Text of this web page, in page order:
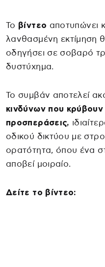
Το βίντεο αποτυπώνει
λανθασμένη εκτίμηση
οδηγήσει σε σοβαρό
δυστύχημα.
Το συμβάν αποτελεί
κινδύνων που κρύβουν
προσπεράσεις,
οδικού δικτύου με
ορατότητα, όπου ένα
αποβεί μοιραίο.
Δείτε το βίντεο: